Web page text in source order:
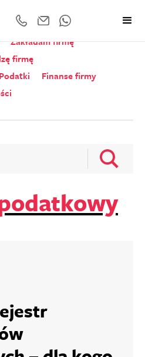
roczne
Zakładam firmę
firmę
Podatki
Finanse firmy